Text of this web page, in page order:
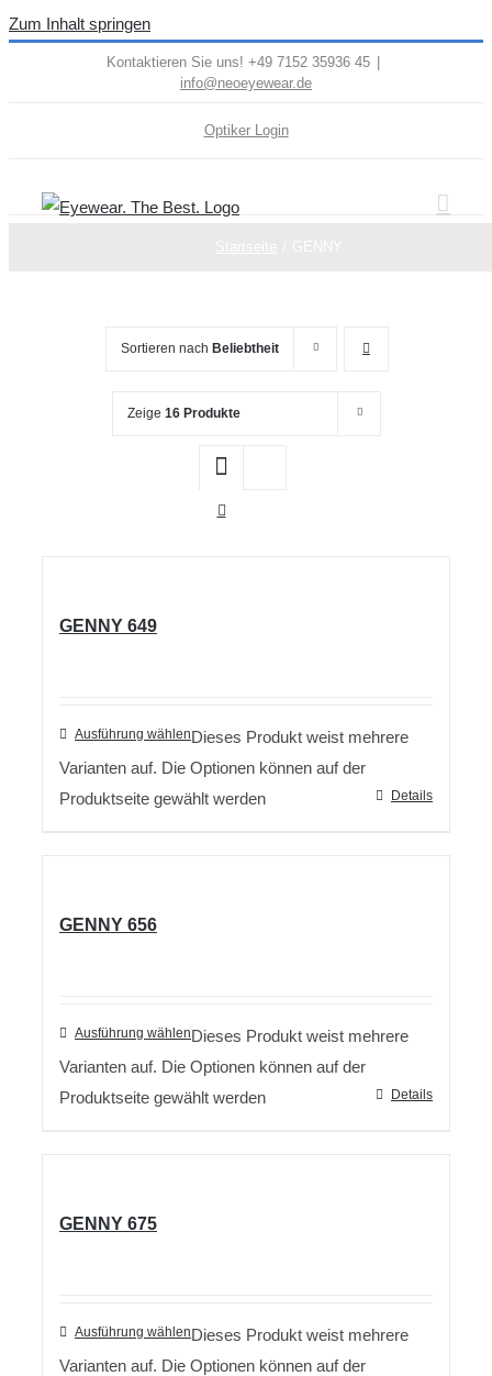
Zum Inhalt springen
Kontaktieren Sie uns! +49 7152 35936 45
info@neoeyewear.de
Optiker Login
Sortieren nach Beliebtheit
Zeige 16 Produkte
GENNY 649
Ausführung wählenDieses Produkt weist mehrere
Varianten auf. Die Optionen können auf der
Produktseite gewählt werden
Details
GENNY 656
Ausführung wählenDieses Produkt weist mehrere
Varianten auf. Die Optionen können auf der
Produktseite gewählt werden
Details
GENNY 675
Ausführung wählenDieses Produkt weist mehrere
Varianten auf. Die Optionen können auf der